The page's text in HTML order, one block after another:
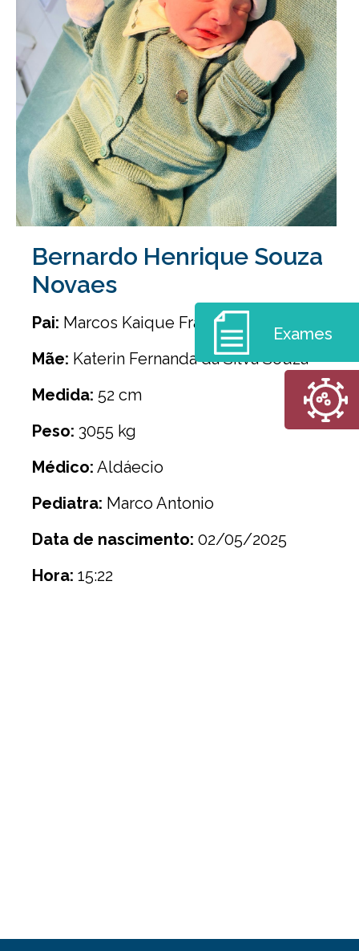
Bernardo Henrique Souza
Novaes
Pai: Marcos Kaique Francisco Novaes
Mãe: Katerin Fernanda da Silva Souza
Medida: 52 cm
Peso: 3055 kg
Médico: Aldáecio
Pediatra: Marco Antonio
Data de nascimento: 02/05/2025
Hora: 15:22
Exames